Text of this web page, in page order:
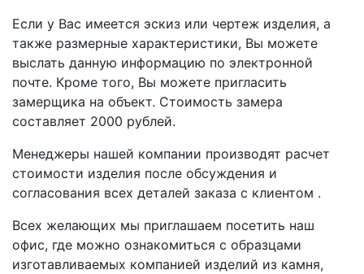
Если у Вас имеется эскиз или чертеж изделия, а
также размерные характеристики, Вы можете
выслать данную информацию по электронной
почте. Кроме того, Вы можете пригласить
замерщика на объект. Стоимость замера
составляет 2000 рублей.
Менеджеры нашей компании производят расчет
стоимости изделия после обсуждения и
согласования всех деталей заказа с клиентом .
Всех желающих мы приглашаем посетить наш
офис, где можно ознакомиться с образцами
изготавливаемых компанией изделий из камня,